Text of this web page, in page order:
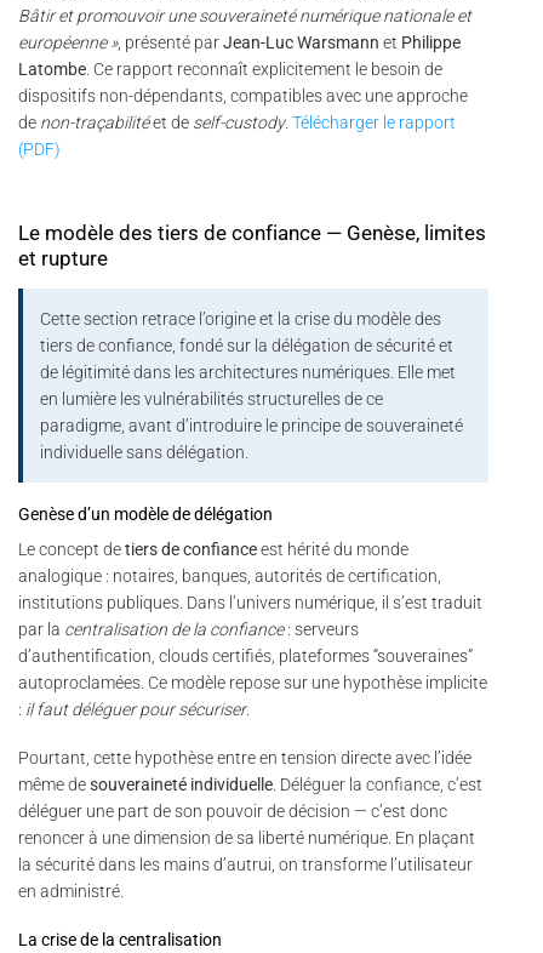
Bâtir et promouvoir une souveraineté numérique nationale et
européenne », présenté parJean-Luc Warsmann et Philippe
Latombe . Ce rapport reconnaît explicitement le besoin de
dispositifs non-dépendants, compatibles avec une approche
de non-traçabilitéet de self-custody. Télécharger le rapport
(PDF)
Le modèle des tiers de confiance — Genèse, limites
et rupture
Cette section retrace l’origine et la crise du modèle des
tiers de confiance, fondé sur la délégation de sécurité et
de légitimité dans les architectures numériques. Elle met
en lumière les vulnérabilités structurelles de ce
paradigme, avant d’introduire le principe de souveraineté
individuelle sans délégation.
Genèse d’un modèle de délégation
Le concept detiers de confianceest hérité du monde
analogique : notaires, banques, autorités de certification,
institutions publiques. Dans l’univers numérique, il s’est traduit
par la centralisation de la confiance: serveurs
d’authentification, clouds certifiés, plateformes “souveraines”
autoproclamées. Ce modèle repose sur une hypothèse implicite
: il faut déléguer pour sécuriser.
Pourtant, cette hypothèse entre en tension directe avec l’idée
même desouveraineté individuelle . Déléguer la confiance, c’est
déléguer une part de son pouvoir de décision — c’est donc
renoncer à une dimension de sa liberté numérique. En plaçant
la sécurité dans les mains d’autrui, on transforme l’utilisateur
en administré.
La crise de la centralisation